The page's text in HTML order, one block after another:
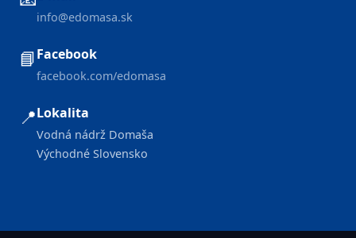
info@edomasa.sk
📘Facebook
facebook.com/edomasa
📍Lokalita
Vodná nádrž Domaša
Východné Slovensko